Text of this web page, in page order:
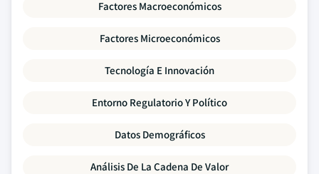
Factores Macroeconómicos
Factores Microeconómicos
Tecnología E Innovación
Entorno Regulatorio Y Político
Datos Demográficos
Análisis De La Cadena De Valor